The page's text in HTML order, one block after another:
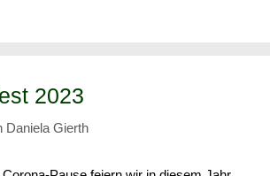
2023
Daniela Gierth